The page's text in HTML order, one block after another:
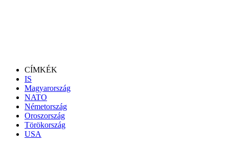
CÍMKÉK
IS
Magyarország
NATO
Németország
Oroszország
Törökország
USA